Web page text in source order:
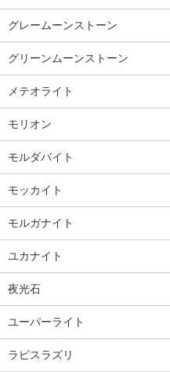
グレームーンストーン
グリーンムーンストーン
メテオライト
モリオン
モルダバイト
モッカイト
モルガナイト
ユカナイト
夜光石
ユーパーライト
ラピスラズリ